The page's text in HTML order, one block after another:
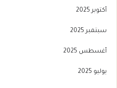
أكتوبر 2025
سبتمبر 2025
أغسطس 2025
يوليو 2025